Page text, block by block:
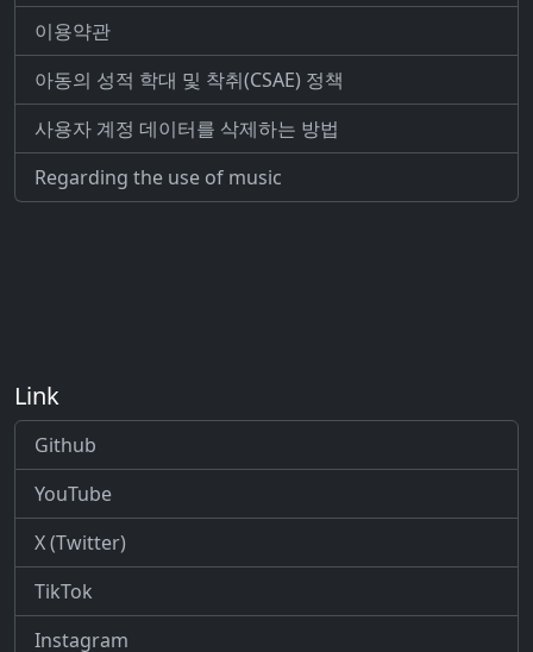
이용약관
아동의 성적 학대 및 착취(CSAE) 정책
사용자 계정 데이터를 삭제하는 방법
Regarding the use of music
Link
Github
YouTube
X (Twitter)
TikTok
Instagram